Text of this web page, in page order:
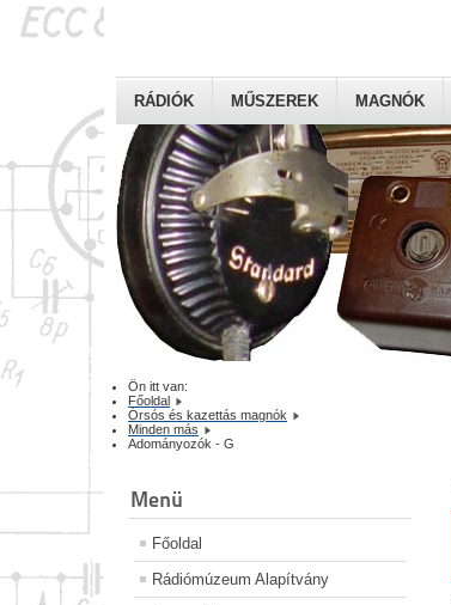
RÁDIÓK MŰSZEREK MAGNÓK
Ön itt van:
Főoldal
Órsós és kazettás magnók
Minden más
Adományozók - G
Menü
Főoldal
Rádiómúzeum Alapítvány